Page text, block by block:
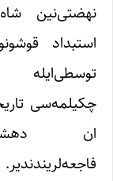
نهضتی‌نین
استبداد
توسطی‌ایله
چکیلمه‌سی
ان
فاجعه‌لریندندیر.